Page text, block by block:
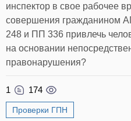
инспектор в свое рабочее
совершения гражданином
248 и ПП 336 привлечь
на основании
правонарушения?
1 174
Проверки ГПН